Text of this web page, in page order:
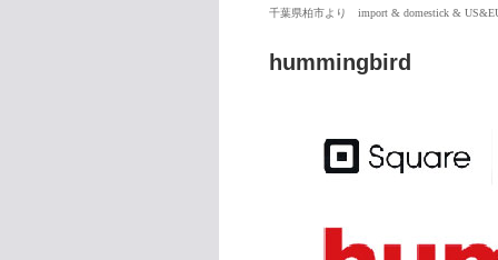
千葉県柏市より import & domestick &
hummingbird